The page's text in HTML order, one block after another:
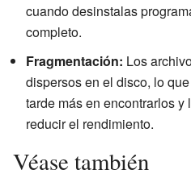
cuando desinstalas
completo.
Fragmentación: Los
dispersos en el disco, lo
tarde más en encontrarlos
reducir el rendimiento.
Véase también